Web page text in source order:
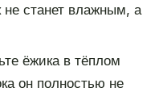
не станет влажным, а
ёжика в тёплом
он полностью не